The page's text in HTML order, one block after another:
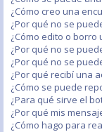
¿Cómo creo una
¿Por qué no se
¿Cómo edito o borro
¿Por qué no se
¿Por qué no se
¿Por qué recibí una
¿Cómo se puede
¿Para qué sirve el
¿Por qué mis
¿Cómo hago para